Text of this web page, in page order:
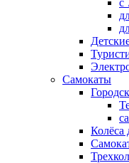
Самокаты
Колёса